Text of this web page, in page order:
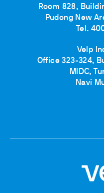
Room 828,
Pudong New
Tel.
Velp
Office 323-324,
MIDC,
Navi